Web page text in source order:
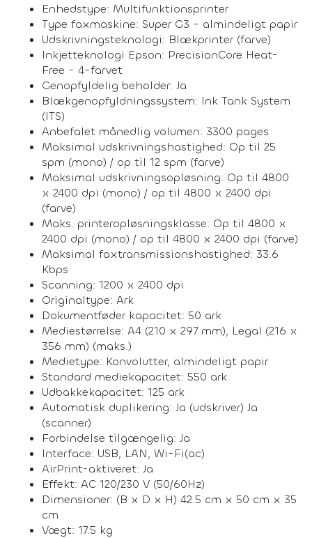
Enhedstype: Multifunktionsprinter
Type faxmaskine: Super G3 - almindeligt papir
Udskrivningsteknologi: Blækprinter (farve)
Inkjetteknologi Epson: PrecisionCore Heat-
Free - 4-farvet
Genopfyldelig beholder: Ja
Blækgenopfyldningssystem: Ink Tank System
(ITS)
Anbefalet månedlig volumen: 3300 pages
Maksimal udskrivningshastighed: Op til 25
spm (mono) / op til 12 spm (farve)
Maksimal udskrivningsopløsning: Op til 4800
x 2400 dpi (mono) / op til 4800 x 2400 dpi
(farve)
Maks. printeropløsningsklasse: Op til 4800 x
2400 dpi (mono) / op til 4800 x 2400 dpi (farve)
Maksimal faxtransmissionshastighed: 33.6
Kbps
Scanning: 1200 x 2400 dpi
Originaltype: Ark
Dokumentføder kapacitet: 50 ark
Mediestørrelse: A4 (210 x 297 mm), Legal (216 x
356 mm) (maks.)
Medietype: Konvolutter, almindeligt papir
Standard mediekapacitet: 550 ark
Udbakkekapacitet: 125 ark
Automatisk duplikering: Ja (udskriver) Ja
(scanner)
Forbindelse tilgængelig: Ja
Interface: USB, LAN, Wi-Fi(ac)
AirPrint-aktiveret: Ja
Effekt: AC 120/230 V (50/60Hz)
Dimensioner: (B x D x H) 42.5 cm x 50 cm x 35
cm
Vægt: 17.5 kg